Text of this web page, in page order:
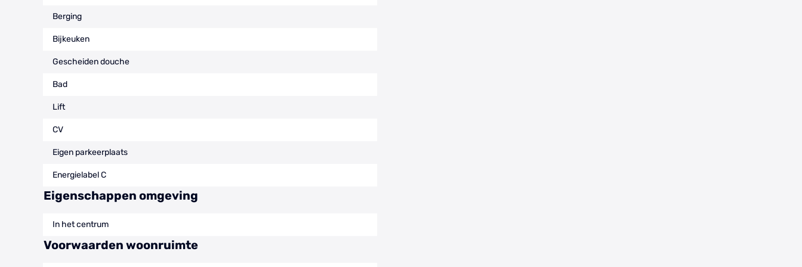
Berging
Bijkeuken
Gescheiden douche
Bad
Lift
CV
Eigen parkeerplaats
Energielabel C
Eigenschappen omgeving
In het centrum
Voorwaarden woonruimte